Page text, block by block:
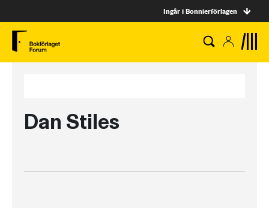
Ingår i Bonnierförlagen
Dan Stiles